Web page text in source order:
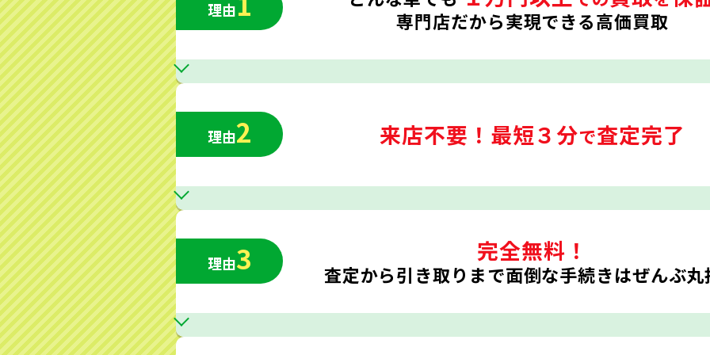
理由 専門店だから実現できる高価買取
理由2 来店不要！ 最短３分で査定完了
理由3 完全無料！
査定から引き取りまで面倒な手続きはぜんぶ